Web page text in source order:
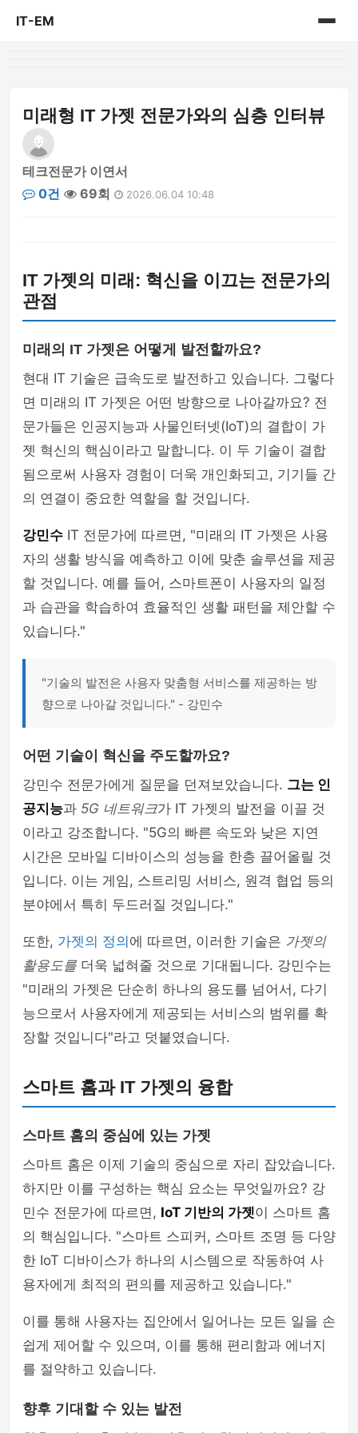
IT-EM
미래형 IT 가젯 전문가와의 심층 인터뷰
테크전문가 이연서
0건
69회 2026.06.04 10:48
IT 가젯의 미래: 혁신을 이끄는 전문가의
관점
미래의 IT 가젯은 어떻게 발전할까요?
현대 IT 기술은 급속도로 발전하고 있습니다. 그렇다
면 미래의 IT 가젯은 어떤 방향으로 나아갈까요? 전
문가들은 인공지능과 사물인터넷(IoT)의 결합이 가
젯 혁신의 핵심이라고 말합니다. 이 두 기술이 결합
됨으로써 사용자 경험이 더욱 개인화되고, 기기들 간
의 연결이 중요한 역할을 할 것입니다.
강민수 IT 전문가에 따르면, "미래의 IT 가젯은 사용
자의 생활 방식을 예측하고 이에 맞춘 솔루션을 제공
할 것입니다. 예를 들어, 스마트폰이 사용자의 일정
과 습관을 학습하여 효율적인 생활 패턴을 제안할 수
있습니다."
"기술의 발전은 사용자 맞춤형 서비스를 제공하는 방
향으로 나아갈 것입니다." - 강민수
어떤 기술이 혁신을 주도할까요?
강민수 전문가에게 질문을 던져보았습니다. 그는 인
공지능과 5G 네트워크가 IT 가젯의 발전을 이끌 것
이라고 강조합니다. "5G의 빠른 속도와 낮은 지연
시간은 모바일 디바이스의 성능을 한층 끌어올릴 것
입니다. 이는 게임, 스트리밍 서비스, 원격 협업 등의
분야에서 특히 두드러질 것입니다."
또한, 가젯의 정의 에 따르면, 이러한 기술은 가젯의
활용도를 더욱 넓혀줄 것으로 기대됩니다. 강민수는
"미래의 가젯은 단순히 하나의 용도를 넘어서, 다기
능으로서 사용자에게 제공되는 서비스의 범위를 확
장할 것입니다"라고 덧붙였습니다.
스마트 홈과 IT 가젯의 융합
스마트 홈의 중심에 있는 가젯
스마트 홈은 이제 기술의 중심으로 자리 잡았습니다.
하지만 이를 구성하는 핵심 요소는 무엇일까요? 강
민수 전문가에 따르면, IoT 기반의 가젯이 스마트 홈
의 핵심입니다. "스마트 스피커, 스마트 조명 등 다양
한 IoT 디바이스가 하나의 시스템으로 작동하여 사
용자에게 최적의 편의를 제공하고 있습니다."
이를 통해 사용자는 집안에서 일어나는 모든 일을 손
쉽게 제어할 수 있으며, 이를 통해 편리함과 에너지
를 절약하고 있습니다.
향후 기대할 수 있는 발전